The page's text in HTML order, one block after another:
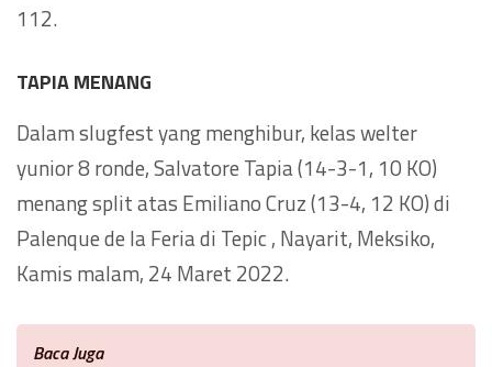
112.
TAPIA MENANG
Dalam slugfest yang menghibur, kelas welter
yunior 8 ronde, Salvatore Tapia (14-3-1, 10 KO)
menang split atas Emiliano Cruz (13-4, 12 KO) di
Palenque de la Feria di Tepic , Nayarit, Meksiko,
Kamis malam, 24 Maret 2022.
Baca Juga